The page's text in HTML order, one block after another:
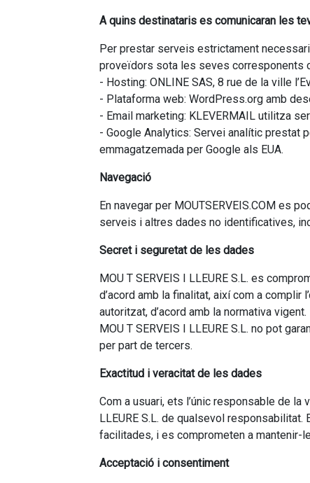
A quins destinataris es comunicaran les
Per prestar serveis estrictament
proveïdors sota les seves corresponents
- Hosting: ONLINE SAS, 8 rue de la ville
- Plataforma web: WordPress.org amb
- Email marketing: KLEVERMAIL utilitza
- Google Analytics: Servei analític prestat
emmagatzemada per Google als EUA.
Navegació
En navegar per MOUTSERVEIS.COM es
serveis i altres dades no identificatives,
Secret i seguretat de les dades
MOU T SERVEIS I LLEURE S.L. es
d’acord amb la finalitat, així com a
autoritzat, d’acord amb la normativa vigent.
MOU T SERVEIS I LLEURE S.L. no pot
per part de tercers.
Exactitud i veracitat de les dades
Com a usuari, ets l’únic responsable de la
LLEURE S.L. de qualsevol
facilitades, i es comprometen a mantenir-
Acceptació i consentiment